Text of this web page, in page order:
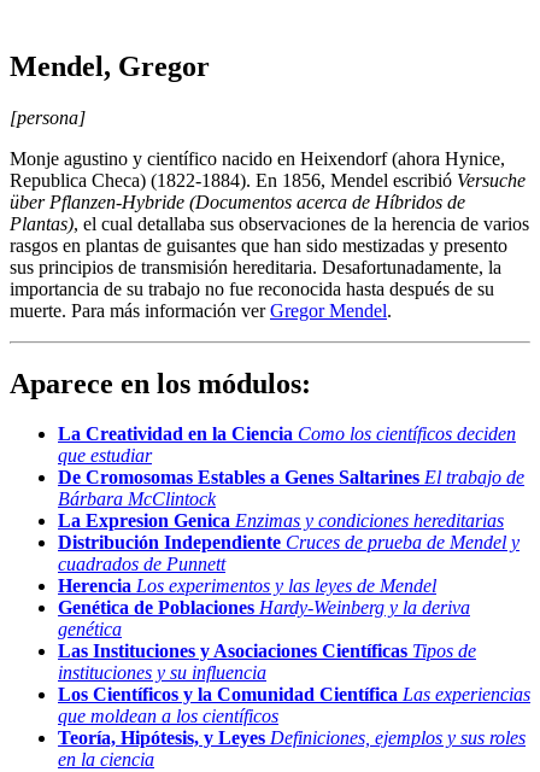
Mendel, Gregor
[persona]
Monje agustino y científico nacido en Heixendorf (ahora Hynice,
Republica Checa) (1822-1884). En 1856, Mendel escribió Versuche
über Pflanzen-Hybride (Documentos acerca de Híbridos de
Plantas), el cual detallaba sus observaciones de la herencia de varios
rasgos en plantas de guisantes que han sido mestizadas y presento
sus principios de transmisión hereditaria. Desafortunadamente, la
importancia de su trabajo no fue reconocida hasta después de su
muerte. Para más información verGregor Mendel.
Aparece en los módulos:
La Creatividad en la Ciencia Como los científicos deciden
que estudiar
De Cromosomas Estables a Genes Saltarines El trabajo de
Bárbara McClintock
La Expresion Genica Enzimas y condiciones hereditarias
Distribución Independiente Cruces de prueba de Mendel y
cuadrados de Punnett
Herencia Los experimentos y las leyes de Mendel
Genética de Poblaciones Hardy-Weinberg y la deriva
genética
Las Instituciones y Asociaciones Científicas Tipos de
instituciones y su influencia
Los Científicos y la Comunidad Científica Las experiencias
que moldean a los científicos
Teoría, Hipótesis, y Leyes Definiciones, ejemplos y sus roles
en la ciencia